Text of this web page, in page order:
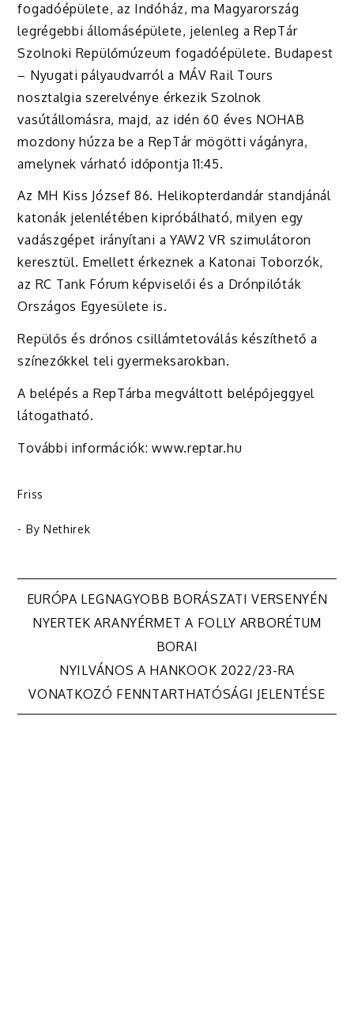
fogadóépülete, az Indóház, ma Magyarország
legrégebbi állomásépülete, jelenleg a RepTár
Szolnoki Repülőmúzeum fogadóépülete. Budapest
– Nyugati pályaudvarról a MÁV Rail Tours
nosztalgia szerelvénye érkezik Szolnok
vasútállomásra, majd, az idén 60 éves NOHAB
mozdony húzza be a RepTár mögötti vágányra,
amelynek várható időpontja 11:45.
Az MH Kiss József 86. Helikopterdandár standjánál
katonák jelenlétében kipróbálható, milyen egy
vadászgépet irányítani a YAW2 VR szimulátoron
keresztül. Emellett érkeznek a Katonai Toborzók,
az RC Tank Fórum képviselői és a Drónpilóták
Országos Egyesülete is.
Repülős és drónos csillámtetoválás készíthető a
színezőkkel teli gyermeksarokban.
A belépés a RepTárba megváltott belépőjeggyel
látogatható.
További információk: www.reptar.hu
Friss
- By Nethirek
Bejegyzés
navigáció
EURÓPA LEGNAGYOBB BORÁSZATI VERSENYÉN
NYERTEK ARANYÉRMET A FOLLY ARBORÉTUM
BORAI
NYILVÁNOS A HANKOOK 2022/23-RA
VONATKOZÓ FENNTARTHATÓSÁGI JELENTÉSE